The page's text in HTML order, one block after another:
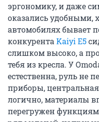
эргономику, и даже
оказались удобными,
автомобилях бывает
конкурента Kaiyi E5
слишком высоко, а
тебя из кресла. У
естественна, руль не
приборы,
логично, материалы
перегружен